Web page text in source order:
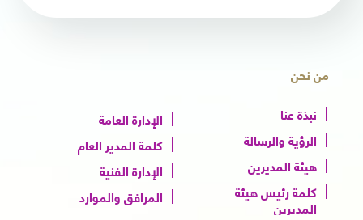
من نحن
نبذة عنا
الرؤية والرسالة
هيئة المديرين
كلمة رئيس هيئة
المديرين
الإدارة العامة
كلمة المدير العام
الإدارة الفنية
المرافق والموارد